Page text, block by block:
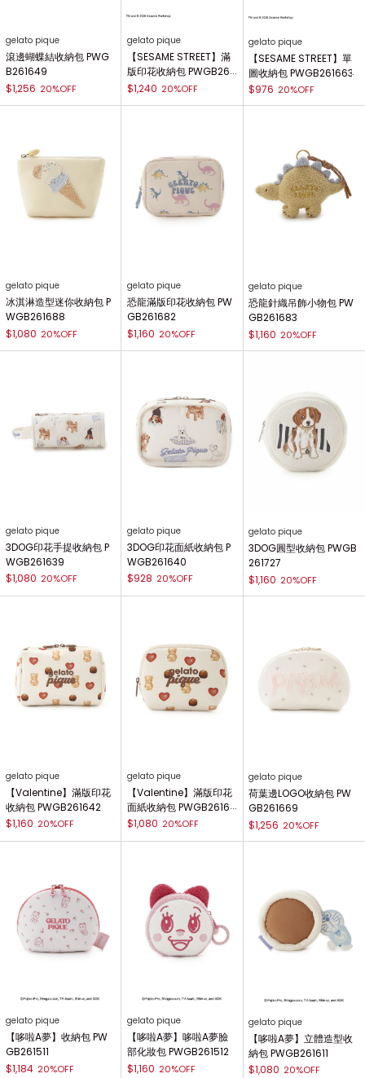
gelato pique
滾邊蝴蝶結收納包 PWG
B261649
$1,256 20%OFF
gelato pique
【SESAME STREET】滿
版印花收納包 PWGB261
662
$1,240 20%OFF
gelato pique
【SESAME STREET】單
圖收納包 PWGB261663
$976 20%OFF
gelato pique
冰淇淋造型迷你收納包 P
WGB261688
$1,080 20%OFF
gelato pique
恐龍滿版印花收納包 PW
GB261682
$1,160 20%OFF
gelato pique
恐龍針織吊飾小物包 PW
GB261683
$1,160 20%OFF
gelato pique
3DOG印花手提收納包 P
WGB261639
$1,080 20%OFF
gelato pique
3DOG印花面紙收納包 P
WGB261640
$928 20%OFF
gelato pique
3DOG圓型收納包 PWGB
261727
$1,160 20%OFF
gelato pique
【Valentine】滿版印花
收納包 PWGB261642
$1,160 20%OFF
gelato pique
【Valentine】滿版印花
面紙收納包 PWGB26164
3
$1,080 20%OFF
gelato pique
荷葉邊LOGO收納包 PW
GB261669
$1,256 20%OFF
gelato pique
【哆啦A夢】收納包 PW
GB261511
$1,184 20%OFF
gelato pique
【哆啦A夢】哆啦A夢臉
部化妝包 PWGB261512
$1,160 20%OFF
gelato pique
【哆啦A夢】立體造型收
納包 PWGB261611
$1,080 20%OFF